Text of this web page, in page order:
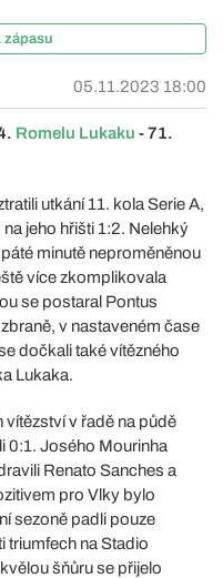
zápasu
05.11.2023 18:00
Romelu Lukaku - 71.
utkání 11. kola Serie A,
jeho hřišti 1:2. Nelehký
minutě neproměněnou
více zkomplikovala
se postaral Pontus
v nastaveném čase
dočkali také vítězného
Lukaka.
vítězství v řadě na půdě
0:1. Josého Mourinha
Renato Sanches a
pro Vlky bylo
sezoně padli pouze
triumfech na Stadio
šňůru se přijelo